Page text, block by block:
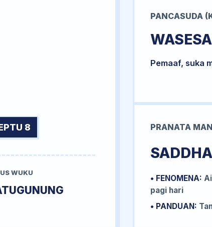
8
WUKU
PANCASUDA
Pemaaf, suka
PRANATA
SADDHA
• FENOMENA:
pagi hari
• PANDUAN: